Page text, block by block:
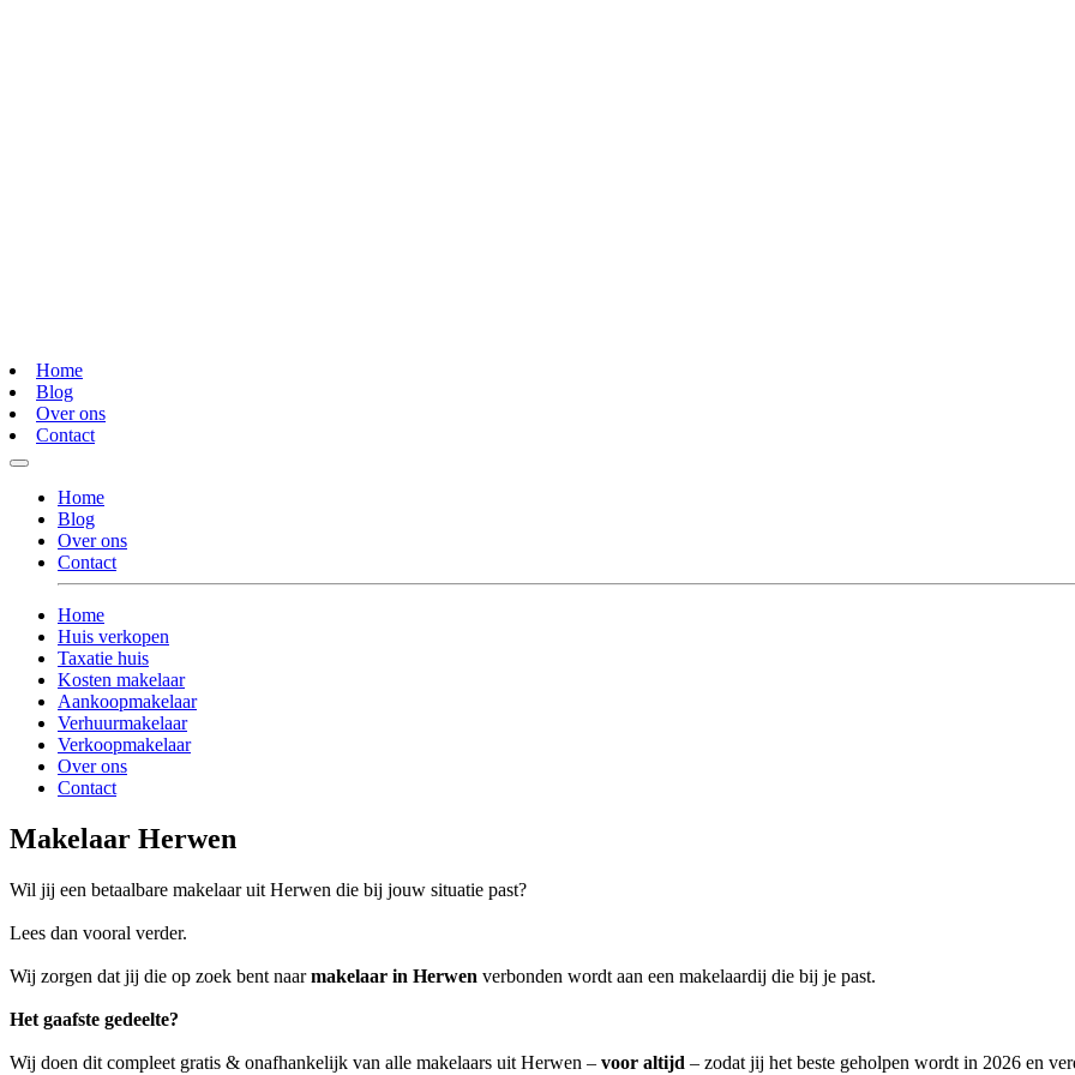
Home
Blog
Over ons
Contact
Home
Blog
Over ons
Contact
Home
Huis verkopen
Taxatie huis
Kosten makelaar
Aankoopmakelaar
Verhuurmakelaar
Verkoopmakelaar
Over ons
Contact
Makelaar Herwen
Wil jij een betaalbare makelaar uit Herwen die bij jouw situatie past?
Lees dan vooral verder.
Wij zorgen dat jij die op zoek bent naarmakelaar in Herwen verbonden wordt aan een makelaardij die bij je past.
Het gaafste gedeelte?
Wij doen dit compleet gratis & onafhankelijk van alle makelaars uit Herwen – voor altijd – zodat jij het beste geholpen wordt in 2026 en